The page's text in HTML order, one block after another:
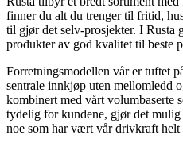
finner du alt du trenger til fritid,
til gjør det selv-prosjekter. I
produkter av god kvalitet til beste
Forretningsmodellen vår er tuftet
sentrale innkjøp uten mellomledd
kombinert med vårt volumbaserte
tydelig for kundene, gjør det mulig
noe som har vært vår drivkraft helt